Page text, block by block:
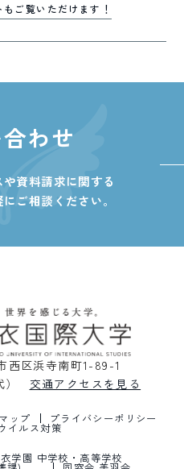
ご覧いただけます！
わせ
資料請求に関する
ご相談ください。
西区浜寺南町1-89-1
交通アクセスを見る
ップ プライバシーポリシー
イルス対策
学園 中学校・高等学校